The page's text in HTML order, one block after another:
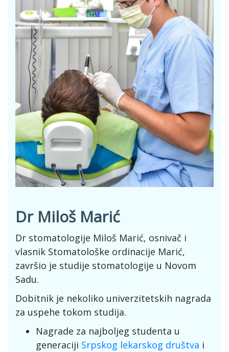
Dr Miloš Marić
Dr stomatologije Miloš Marić, osnivač i
vlasnik Stomatološke ordinacije Marić,
završio je studije stomatologije u Novom
Sadu.
Dobitnik je nekoliko univerzitetskih nagrada
za uspehe tokom studija.
Nagrade za najboljeg studenta u
generaciji Srpskog lekarskog društva i